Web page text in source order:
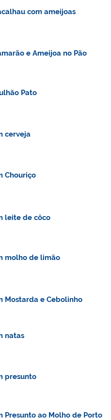
com ameijoas
e Ameijoa no Pão
Pato
cerveja
Chouriço
leite de côco
molho de limão
Mostarda e Cebolinho
natas
presunto
Presunto ao Molho de Porto